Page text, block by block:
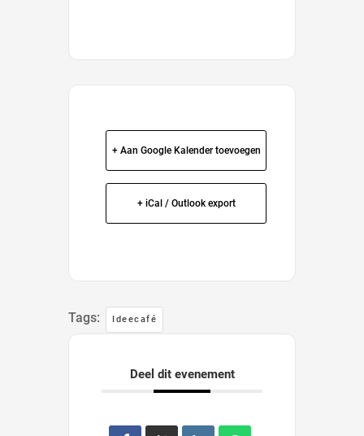
+ Aan Google Kalender toevoegen
+ iCal / Outlook export
Tags: Ideecafé
Deel dit evenement